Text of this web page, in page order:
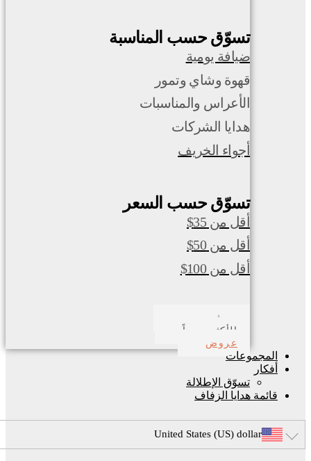
تسوّق حسب المناسبة
ضيافة يومية
قهوة وشاي وتمور
الأعراس والمناسبات
هدايا الشركات
أجواء الخريف
تسوّق حسب السعر
أقل من 35$
أقل من 50$
أقل من 100$
صدف بحري
الأكثر مبيعاً
عروض
المجموعات
أفكار
تسوّق الإطلالة
قائمة هدايا الزفاف
United States (US) dollar